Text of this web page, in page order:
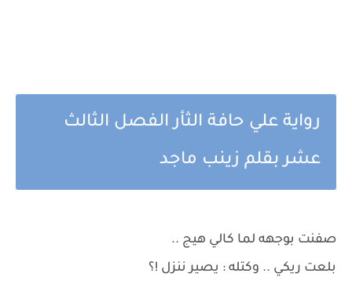
رواية علي حافة الثأر الفصل الثالث
عشر بقلم زينب ماجد
صفنت بوجهه لما كالي هيج ..
بلعت ريكي .. وكتله : يصير ننزل !؟